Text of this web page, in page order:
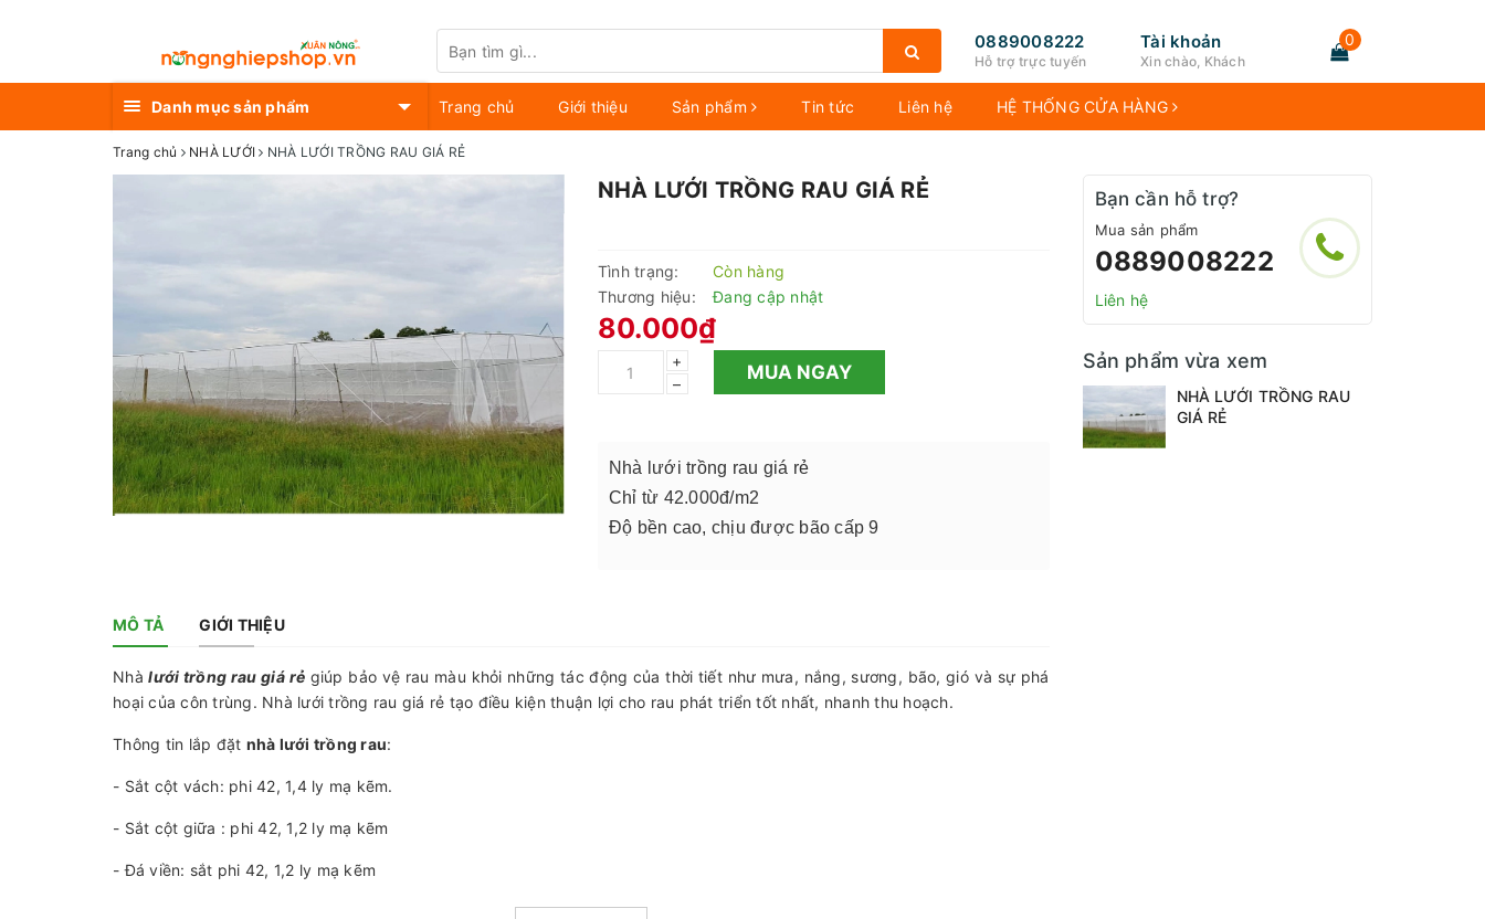
0889008222
Hỗ trợ trực tuyến
Tài khoản
Xin chào, Khách
0
Danh mục sản phẩm Trang chủ Giới thiệu Sản phẩm Tin tức Liên hệ HỆ THỐNG CỬA HÀNG
Trang chủ NHÀ LƯỚI NHÀ LƯỚI TRỒNG RAU GIÁ RẺ
NHÀ LƯỚI TRỒNG RAU GIÁ RẺ
Tình trạng:
Còn hàng
Thương hiệu:
Đang cập nhật
80.000₫
+
–
MUA NGAY
Nhà lưới trồng rau giá rẻ
Chỉ từ 42.000đ/m2
Độ bền cao, chịu được bão cấp 9
MÔ TẢ GIỚI THIỆU
Nhàlưới trồng rau giá rẻ giúp bảo vệ rau màu khỏi những tác động của thời tiết như mưa, nắng, sương, bão, gió và sự phá
hoại của côn trùng. Nhà lưới trồng rau giá rẻ tạo điều kiện thuận lợi cho rau phát triển tốt nhất, nhanh thu hoạch.
Thông tin lắp đặt nhà lưới trồng rau:
- Sắt cột vách: phi 42, 1,4 ly mạ kẽm.
- Sắt cột giữa : phi 42, 1,2 ly mạ kẽm
- Đá viền: sắt phi 42, 1,2 ly mạ kẽm
Bạn cần hỗ trợ?
Mua sản phẩm
0889008222
Liên hệ
Sản phẩm vừa xem
NHÀ LƯỚI TRỒNG RAU
GIÁ RẺ